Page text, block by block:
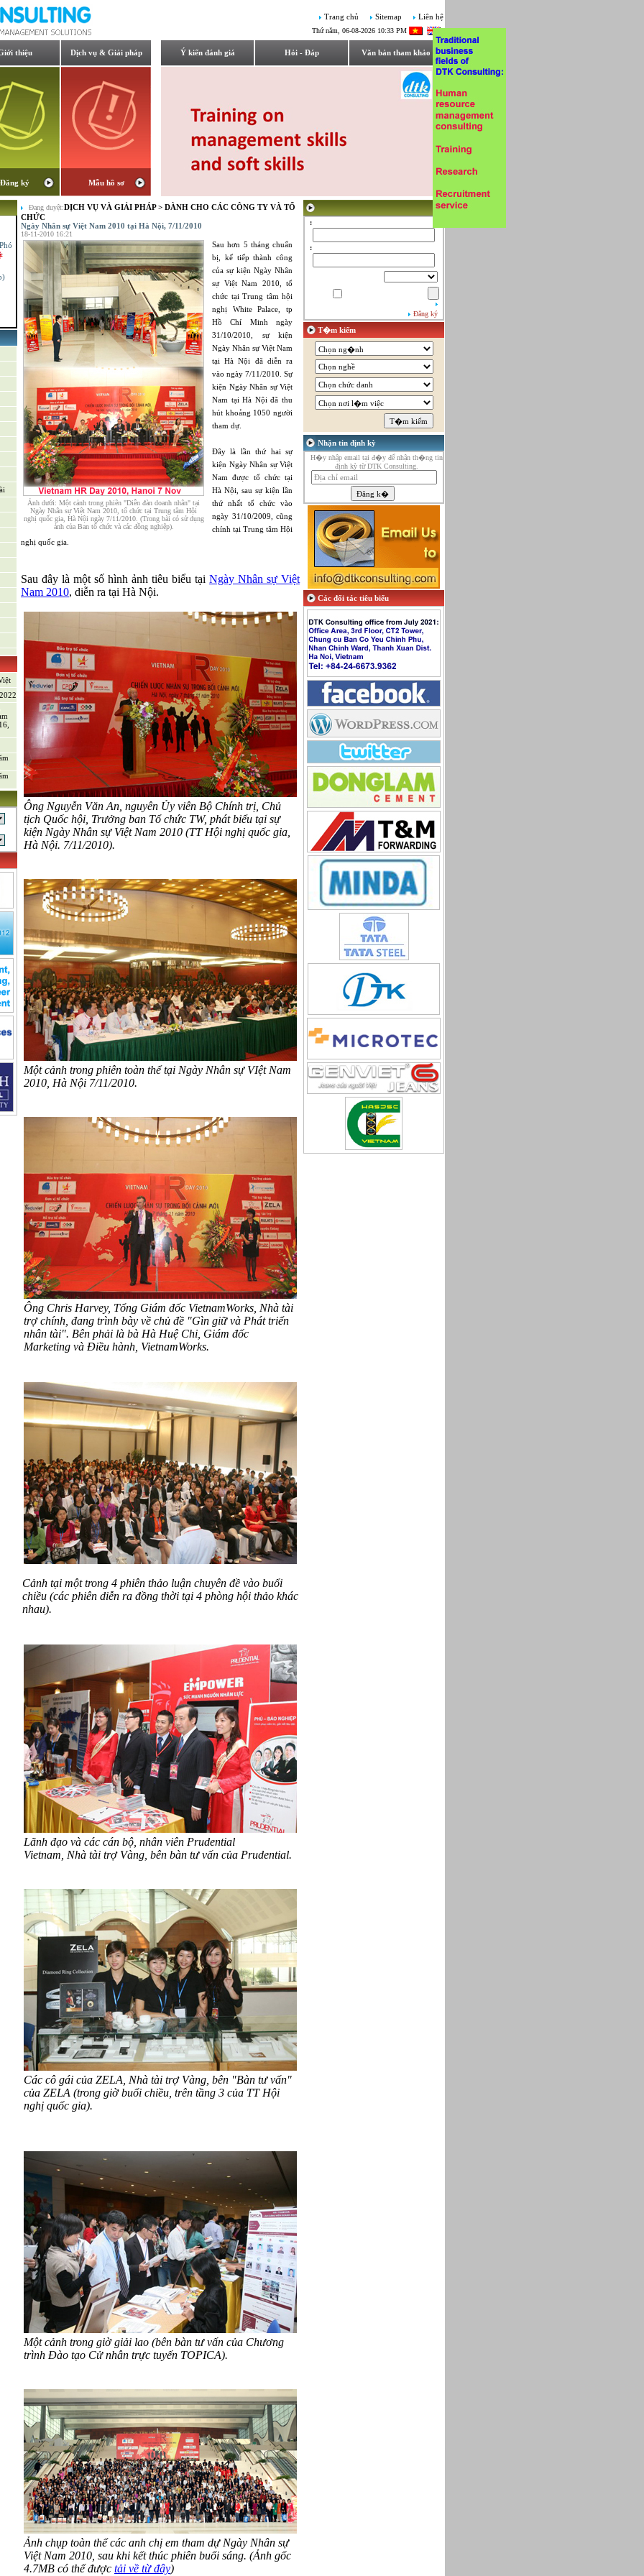
Trang chủ Sitemap Liên hệ
Thứ năm, 06-08-2026 10:33 PM
thiệu Dịch vụ & Giải pháp
Đăng ký Mẫu hồ sơ
Ý kiến đánh giá Hỏi - Đáp Văn bản tham khảo
sản
&
Đang duyệt:DỊCH VỤ VÀ GIẢI PHÁP> DÀNH CHO CÁC CÔNG TY VÀ TỔ
CHỨC
Ngày Nhân sự Việt Nam 2010 tại Hà Nội, 7/11/2010
18-11-2010 16:21
Ảnh dưới: Một cảnh trong phiên "Diễn đàn doanh nhân" tại
Ngày Nhân sự Việt Nam 2010, tổ chức tại Trung tâm Hội
nghị quốc gia, Hà Nội ngày 7/11/2010. (Trong bài có sử dụng
ảnh của Ban tổ chức và các đồng nghiệp).
Sau hơn 5 tháng chuẩn
bị, kế tiếp thành công
của sự kiện Ngày Nhân
sự Việt Nam 2010, tổ
chức tại Trung tâm hội
nghị White Palace, tp
Hồ Chí Minh ngày
31/10/2010, sự kiện
Ngày Nhân sự Việt Nam
tại Hà Nội đã diễn ra
vào ngày 7/11/2010. Sự
kiện Ngày Nhân sự Việt
Nam tại Hà Nội đã thu
hút khoảng 1050 người
tham dự.
Đây là lần thứ hai sự
kiện Ngày Nhân sự Việt
Nam được tổ chức tại
Hà Nội, sau sự kiện lần
thứ nhất tổ chức vào
ngày 31/10/2009, cũng
chính tại Trung tâm Hội
nghị quốc gia.
Sau đây là một số hình ảnh tiêu biểu tại Ngày Nhân sự Việt
Nam 2010, diễn ra tại Hà Nội.
Ông Nguyễn Văn An, nguyên Ủy viên Bộ Chính trị, Chủ
tịch Quốc hội, Trưởng ban Tổ chức TW, phát biểu tại sự
kiện Ngày Nhân sự Việt Nam 2010 (TT Hội nghị quốc gia,
Hà Nội. 7/11/2010).
Một cảnh trong phiên toàn thểtại Ngày Nhân sự VIệt Nam
2010, Hà Nội 7/11/2010.
Ông Chris Harvey, Tổng Giám đốc VietnamWorks, Nhà tài
trợ chính, đang trình bày về chủ đề "Gìn giữ và Phát triển
nhân tài". Bên phải là bà Hà Huệ Chi, Giám đốc
Marketing và Điều hành, VietnamWorks.
Cảnh tại một trong 4 phiên thảo luận chuyên đề vào buổi
chiều (các phiên diễn ra đồng thời tại 4 phòng hội thảo khác
nhau).
Lãnh đạo và các cán bộ, nhân viên Prudential
Vietnam, Nhà tài trợ Vàng, bên bàn tư vấn của Prudential.
Các cô gái của ZELA, Nhà tài trợ Vàng, bên "Bàn tư vấn"
của ZELA (trong giờ buổi chiều, trên tầng 3 của TT Hội
nghị quốc gia).
Một cảnh trong giờ giải lao (bên bàn tư vấn của Chương
trình Đào tạo Cử nhân trực tuyến TOPICA).
Ảnh chụp toàn thể các anh chị em tham dự Ngày Nhân sự
Việt Nam 2010, sau khi kết thúc phiên buổi sáng. (Ảnh gốc
4.7MB có thể được tải về từ đây)
:
:
Đăng ký
T�m kiếm
Nhận tin định kỳ
H�y nhập email tại đ�y để nhận th�ng tin
định kỳ từ DTK Consulting.
Các đối tác tiêu biểu